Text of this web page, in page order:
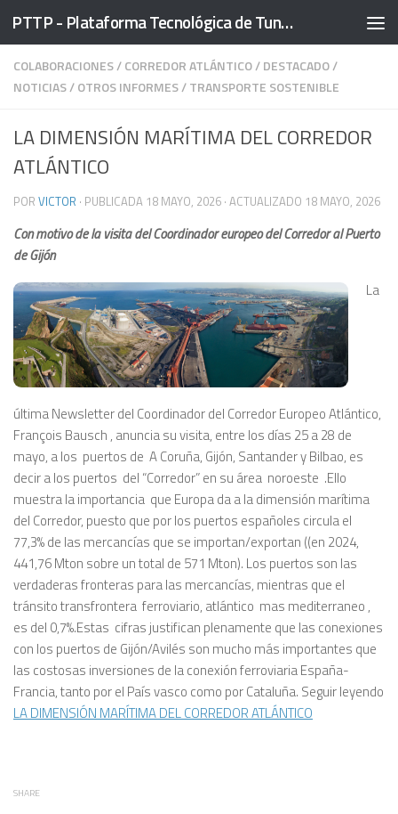
Saltar al contenido PTTP - Plataforma Tecnológica de Tuneles
COLABORACIONES/CORREDOR ATLÁNTICO/DESTACADO/
NOTICIAS/OTROS INFORMES/TRANSPORTE SOSTENIBLE
LA DIMENSIÓN MARÍTIMA DEL CORREDOR
ATLÁNTICO
POR VICTOR · PUBLICADA 18 MAYO, 2026 · ACTUALIZADO 18 MAYO, 2026
Con motivo de la visita del Coordinador europeo del Corredor al Puerto
de Gijón
La
última Newsletter del Coordinador del Corredor Europeo Atlántico,
François Bausch , anuncia su visita, entre los días 25 a 28 de
mayo, a los puertos de A Coruña, Gijón, Santander y Bilbao, es
decir a los puertos del “Corredor” en su área noroeste .Ello
muestra la importancia que Europa da a la dimensión marítima
del Corredor, puesto que por los puertos españoles circula el
77,3% de las mercancías que se importan/exportan ((en 2024,
441,76 Mton sobre un total de 571 Mton). Los puertos son las
verdaderas fronteras para las mercancías, mientras que el
tránsito transfrontera ferroviario, atlántico mas mediterraneo ,
es del 0,7%.Estas cifras justifican plenamente que las conexiones
con los puertos de Gijón/Avilés son mucho más importantes que
las costosas inversiones de la conexión ferroviaria España-
Francia, tanto por el País vasco como por Cataluña. Seguir leyendo
LA DIMENSIÓN MARÍTIMA DEL CORREDOR ATLÁNTICO
SHARE